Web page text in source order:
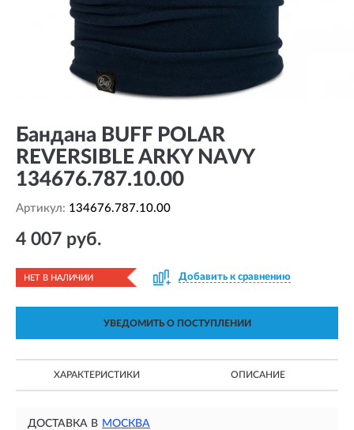
Бандана BUFF POLAR
REVERSIBLE ARKY NAVY
134676.787.10.00
Артикул: 134676.787.10.00
4 007 руб.
НЕТ В НАЛИЧИИ Добавить к сравнению
УВЕДОМИТЬ О ПОСТУПЛЕНИИ
ХАРАКТЕРИСТИКИ ОПИСАНИЕ
ДОСТАВКА В МОСКВА